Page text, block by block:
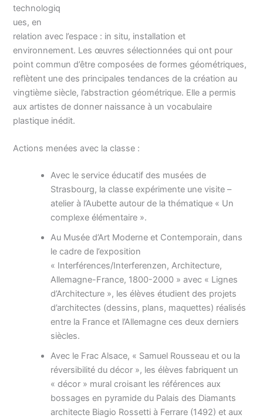
technologiq
ues, en
relation avec l’espace : in situ, installation et
environnement. Les œuvres sélectionnées qui ont pour
point commun d’être composées de formes géométriques,
reflètent une des principales tendances de la création au
vingtième siècle, l’abstraction géométrique. Elle a permis
aux artistes de donner naissance à un vocabulaire
plastique inédit.
Actions menées avec la classe :
Avec le service éducatif des musées de
Strasbourg, la classe expérimente une visite –
atelier à l’Aubette autour de la thématique « Un
complexe élémentaire ».
Au Musée d’Art Moderne et Contemporain, dans
le cadre de l’exposition
« Interférences/Interferenzen, Architecture,
Allemagne-France, 1800-2000 » avec « Lignes
d’Architecture », les élèves étudient des projets
d’architectes (dessins, plans, maquettes) réalisés
entre la France et l’Allemagne ces deux derniers
siècles.
Avec le Frac Alsace, « Samuel Rousseau et ou la
réversibilité du décor », les élèves fabriquent un
« décor » mural croisant les références aux
bossages en pyramide du Palais des Diamants
architecte Biagio Rossetti à Ferrare (1492) et aux